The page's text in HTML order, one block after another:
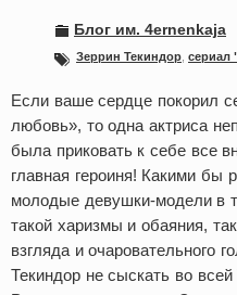
Блог им. 4ernenkaja
Зеррин Текиндор сериал
Если ваше сердце покорил
любовь», то одна актриса
была приковать к себе все
главная героиня! Какими
молодые девушки-модели в
такой харизмы и обаяния,
взгляда и очаровательного
Текиндор не сыскать во всей